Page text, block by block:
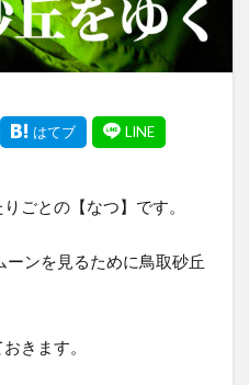
ごとの【なつ】です。
ンを見るために鳥取砂丘
きます。